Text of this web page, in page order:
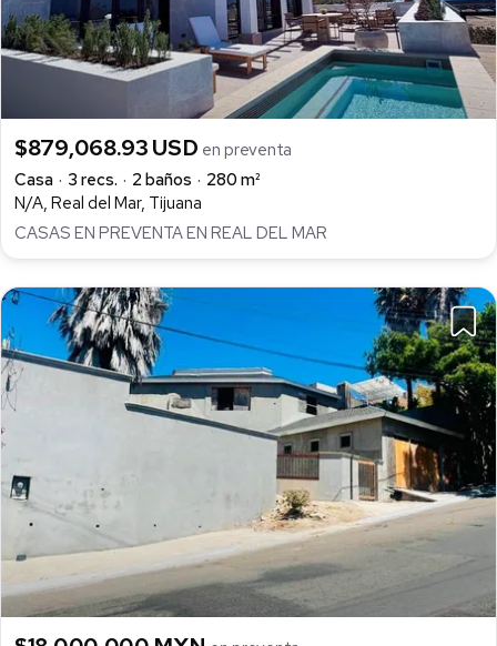
$879,068.93 USD en preventa
Casa
3 recs. 2 baños
280 m²
N/A, Real del Mar, Tijuana
CASAS EN PREVENTA EN REAL DEL MAR